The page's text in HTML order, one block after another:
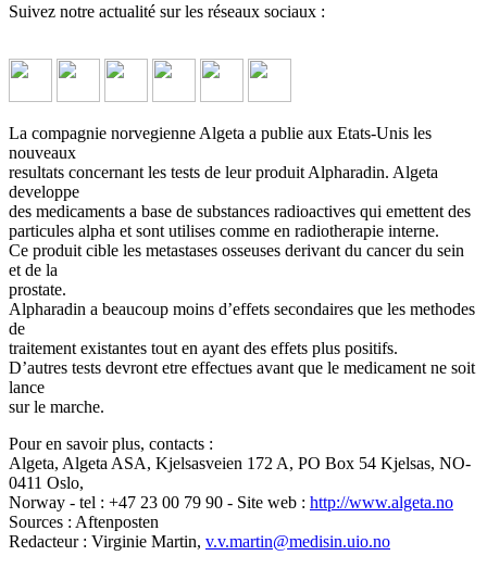
Suivez notre actualité sur les réseaux sociaux :
La compagnie norvegienne Algeta a publie aux Etats-Unis les
nouveaux
resultats concernant les tests de leur produit Alpharadin. Algeta
developpe
des medicaments a base de substances radioactives qui emettent des
particules alpha et sont utilises comme en radiotherapie interne.
Ce produit cible les metastases osseuses derivant du cancer du sein
et de la
prostate.
Alpharadin a beaucoup moins d’effets secondaires que les methodes
de
traitement existantes tout en ayant des effets plus positifs.
D’autres tests devront etre effectues avant que le medicament ne soit
lance
sur le marche.
Pour en savoir plus, contacts :
Algeta, Algeta ASA, Kjelsasveien 172 A, PO Box 54 Kjelsas, NO-
0411 Oslo,
Norway - tel : +47 23 00 79 90 - Site web : http://www.algeta.no
Sources : Aftenposten
Redacteur : Virginie Martin, v.v.martin@medisin.uio.no